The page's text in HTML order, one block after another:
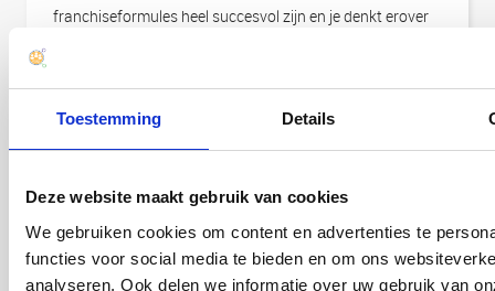
Toestemming Details
Deze website maakt gebruik van cookies
We gebruiken cookies om content en advertenties te
functies voor social media te bieden en om ons
analyseren. Ook delen we informatie over uw gebruik van
franchiseformules heel succesvol zijn en je denkt erover
franchise het antwoord, wat veel startende ondernemers
vergeten is dat de rol van franchisegever heel wat van je
vergt. Als je de zaken niet op orde hebt, denk aan onder
PID-procedure of het verdienmodel, dan is de kans op
succes niet zo groot. Om te bepalen of jouw bedrijf toe is
aan de next step in franchise? Neem eens contact met
ons op of volg onze workshop.